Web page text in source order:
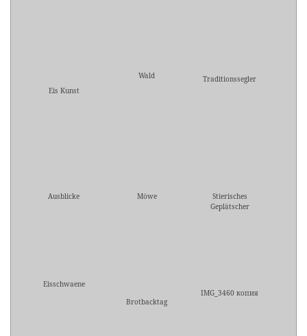
Eis Kunst
Wald Traditionssegler
Ausblicke Möwe
Stierisches
Geplätscher
Eisschwaene
Brotbacktag
IMG_3460 копия